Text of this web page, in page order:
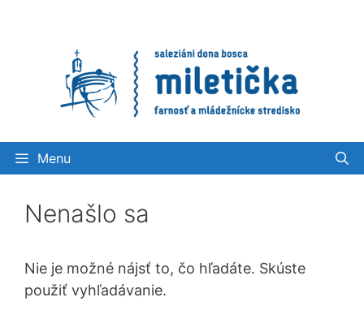
Menu
Nenašlo sa
Nie je možné nájsť to, čo hľadáte. Skúste
použiť vyhľadávanie.